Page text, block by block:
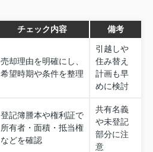
チェック内容 備考
売却理由を明確にし、
希望時期や条件を整理
引越しや
住み替え
計画も早
めに検討
登記簿謄本や権利証で
所有者・面積・抵当権
などを確認
共有名義
や未登記
部分に注
意